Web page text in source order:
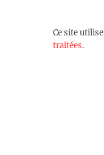
Ce site
traitées.